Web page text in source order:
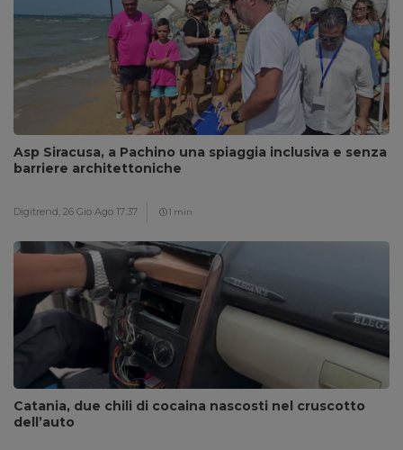
Asp Siracusa, a Pachino una spiaggia inclusiva e senza
barriere architettoniche
Digitrend, 26 Gio Ago 17:37 1 min
Catania, due chili di cocaina nascosti nel cruscotto
dell’auto